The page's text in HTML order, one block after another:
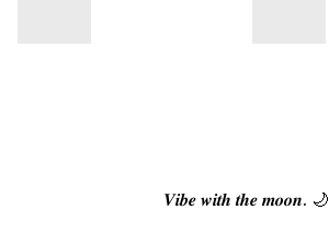
𝑽𝒊𝒃𝒆 𝒘𝒊𝒕𝒉 𝒕𝒉𝒆 𝒎𝒐𝒐𝒏. 🌙